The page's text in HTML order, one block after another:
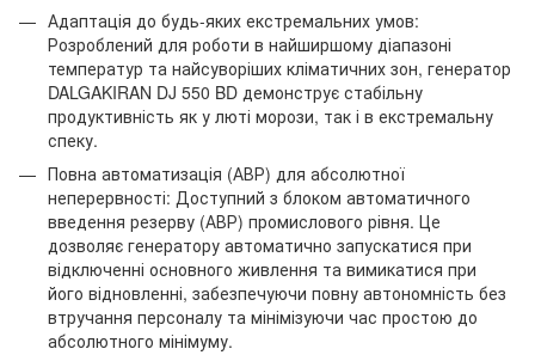
Адаптація до будь-яких екстремальних умов:
Розроблений для роботи в найширшому діапазоні
температур та найсуворіших кліматичних зон, генератор
DALGAKIRAN DJ 550 BD демонструє стабільну
продуктивність як у люті морози, так і в екстремальну
спеку.
Повна автоматизація (АВР) для абсолютної
неперервності: Доступний з блоком автоматичного
введення резерву (АВР) промислового рівня. Це
дозволяє генератору автоматично запускатися при
відключенні основного живлення та вимикатися при
його відновленні, забезпечуючи повну автономність без
втручання персоналу та мінімізуючи час простою до
абсолютного мінімуму.